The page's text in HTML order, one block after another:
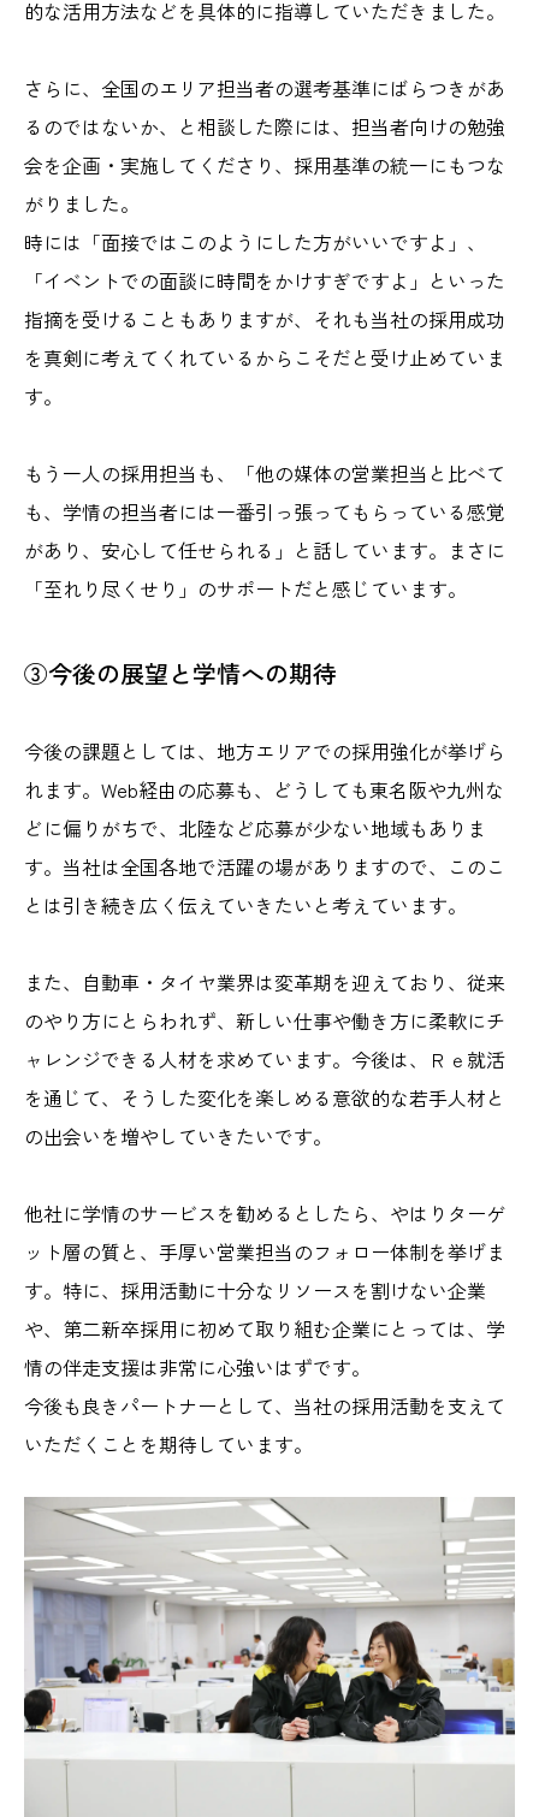
的な活用方法などを具体的に指導していただきました。
さらに、全国のエリア担当者の選考基準にばらつきがあ
るのではないか、と相談した際には、担当者向けの勉強
会を企画・実施してくださり、採用基準の統一にもつな
がりました。
時には「面接ではこのようにした方がいいですよ」、
「イベントでの面談に時間をかけすぎですよ」といった
指摘を受けることもありますが、それも当社の採用成功
を真剣に考えてくれているからこそだと受け止めていま
す。
もう一人の採用担当も、「他の媒体の営業担当と比べて
も、学情の担当者には一番引っ張ってもらっている感覚
があり、安心して任せられる」と話しています。まさに
「至れり尽くせり」のサポートだと感じています。
③今後の展望と学情への期待
今後の課題としては、地方エリアでの採用強化が挙げら
れます。Web経由の応募も、どうしても東名阪や九州な
どに偏りがちで、北陸など応募が少ない地域もありま
す。当社は全国各地で活躍の場がありますので、このこ
とは引き続き広く伝えていきたいと考えています。
また、自動車・タイヤ業界は変革期を迎えており、従来
のやり方にとらわれず、新しい仕事や働き方に柔軟にチ
ャレンジできる人材を求めています。今後は、Ｒｅ就活
を通じて、そうした変化を楽しめる意欲的な若手人材と
の出会いを増やしていきたいです。
他社に学情のサービスを勧めるとしたら、やはりターゲ
ット層の質と、手厚い営業担当のフォロー体制を挙げま
す。特に、採用活動に十分なリソースを割けない企業
や、第二新卒採用に初めて取り組む企業にとっては、学
情の伴走支援は非常に心強いはずです。
今後も良きパートナーとして、当社の採用活動を支えて
いただくことを期待しています。